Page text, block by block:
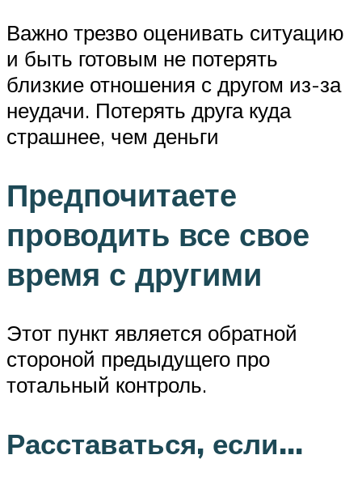
Важно трезво оценивать ситуацию
и быть готовым не потерять
близкие отношения с другом из-за
неудачи. Потерять друга куда
страшнее, чем деньги
Предпочитаете
проводить все свое
время с другими
Этот пункт является обратной
стороной предыдущего про
тотальный контроль.
Расставаться, если…